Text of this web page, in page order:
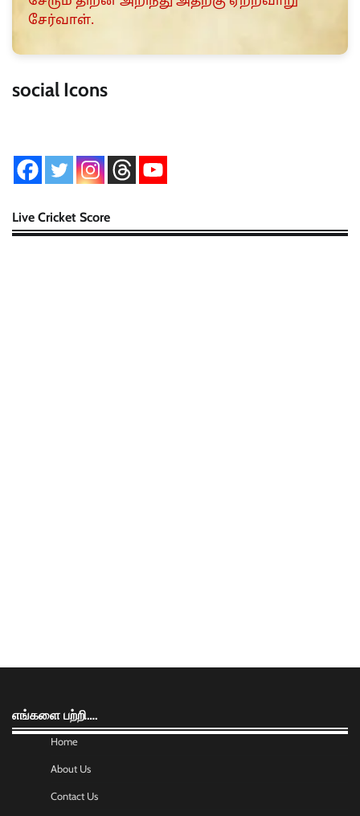
சேர்வாள்.
social Icons
Live Cricket Score
எங்களை பற்றி….
Home
About Us
Contact Us